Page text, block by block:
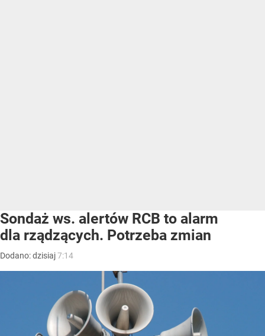
Sondaż ws. alertów RCB to alarm
dla rządzących. Potrzeba zmian
Dodano:dzisiaj7:14